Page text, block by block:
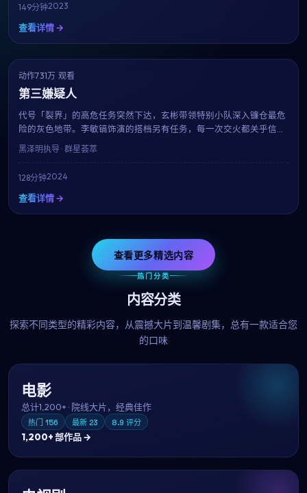
149分钟2023
查看详情 →
趋势
动作731万 观看
第三嫌疑人
代号「裂界」的高危任务突然下达，玄彬带领特别小队深入镰仓最危
险的灰色地带。李敏镐饰演的搭档另有任务，每一次交火都关乎信念
与生死。黑泽明招牌的硬核动作场面再度升级。
黑泽明执导 · 群星荟萃
128分钟2024
查看详情 →
查看更多精选内容
热门分类
内容分类
探索不同类型的精彩内容，从震撼大片到温馨剧集，总有一款适合您
的口味
电影
总计1,200+· 院线大片，经典佳作
热门 156 最新 23 8.9 评分
1,200+部作品 →